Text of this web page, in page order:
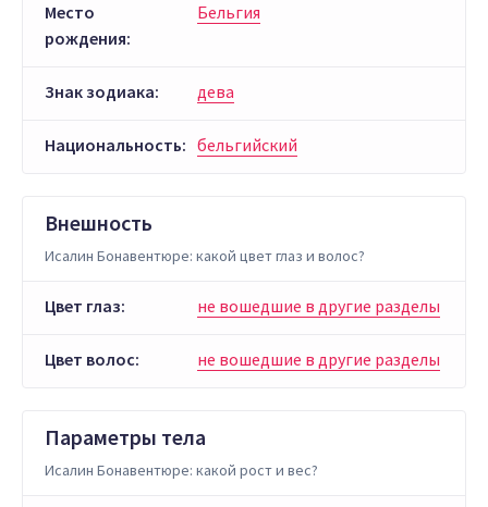
Место
рождения:
Бельгия
Знак зодиака: дева
Национальность: бельгийский
Внешность
Исалин Бонавентюре: какой цвет глаз и волос?
Цвет глаз: не вошедшие в другие разделы
Цвет волос: не вошедшие в другие разделы
Параметры тела
Исалин Бонавентюре: какой рост и вес?